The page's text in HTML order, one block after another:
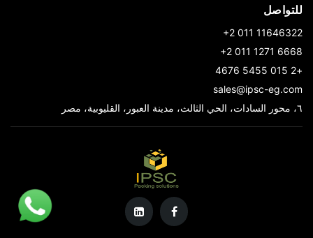
للتواصل
‎+2 011 11646322
‎+2 011 1271 6668
+2 015 5455 4676
sales@ipsc-eg.com
٦، محور السادات، الحي الثالث، مدينة العبور، القليوبية، مصر